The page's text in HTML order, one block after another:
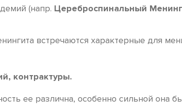
(напр. Цереброспинальный
встречаются характерные для
контрактуры.
ее различна, особенно сильной она